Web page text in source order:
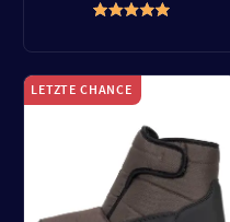
LETZTE CHANCE